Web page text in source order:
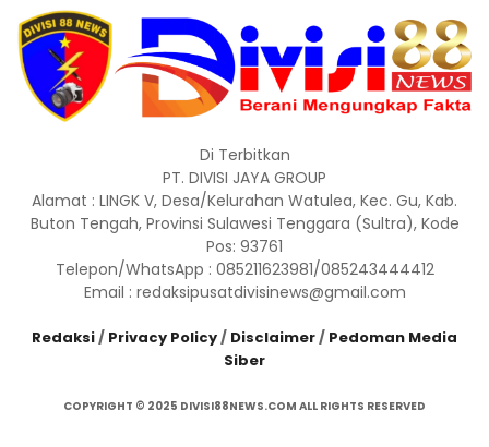
Di Terbitkan
PT. DIVISI JAYA GROUP
Alamat : LINGK V, Desa/Kelurahan Watulea, Kec. Gu, Kab.
Buton Tengah, Provinsi Sulawesi Tenggara (Sultra), Kode
Pos: 93761
Telepon/WhatsApp : 085211623981/085243444412
Email : redaksipusatdivisinews@gmail.com
Redaksi/ Privacy Policy/ Disclaimer/ Pedoman Media
Siber
COPYRIGHT © 2025 DIVISI88NEWS.COM ALL RIGHTS RESERVED